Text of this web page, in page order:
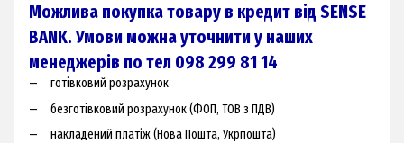
Можлива покупка товару в кредит від SENSE
BANK. Умови можна уточнити у наших
менеджерів по тел 098 299 81 14
готівковий розрахунок
безготівковий розрахунок (ФОП, ТОВ з ПДВ)
накладений платіж (Нова Пошта, Укрпошта)